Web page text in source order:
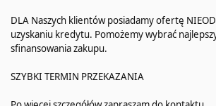
DLA Naszych klientów posiadamy ofertę
uzyskaniu kredytu. Pomożemy wybrać
sfinansowania zakupu.
SZYBKI TERMIN PRZEKAZANIA